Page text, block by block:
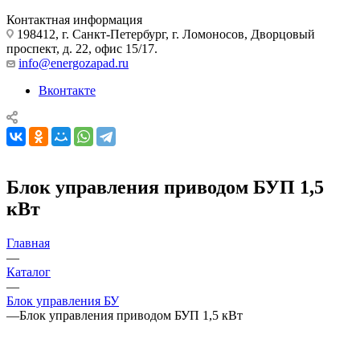
Контактная информация
198412, г. Санкт-Петербург, г. Ломоносов, Дворцовый
проспект, д. 22, офис 15/17.
info@energozapad.ru
Вконтакте
Блок управления приводом БУП 1,5
кВт
Главная
—
Каталог
—
Блок управления БУ
—Блок управления приводом БУП 1,5 кВт